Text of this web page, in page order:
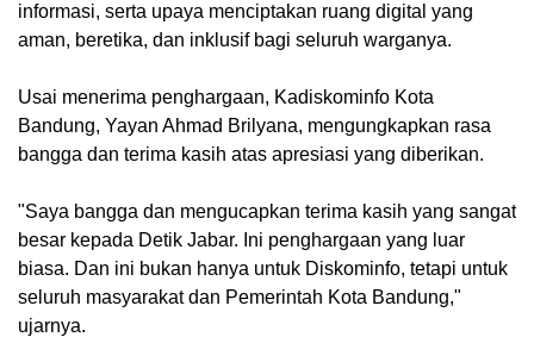
informasi, serta upaya menciptakan ruang digital yang
aman, beretika, dan inklusif bagi seluruh warganya.
Usai menerima penghargaan, Kadiskominfo Kota
Bandung, Yayan Ahmad Brilyana, mengungkapkan rasa
bangga dan terima kasih atas apresiasi yang diberikan.
"Saya bangga dan mengucapkan terima kasih yang sangat
besar kepada Detik Jabar. Ini penghargaan yang luar
biasa. Dan ini bukan hanya untuk Diskominfo, tetapi untuk
seluruh masyarakat dan Pemerintah Kota Bandung,"
ujarnya.